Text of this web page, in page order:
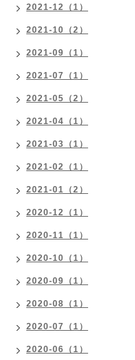
2021-12（1）
2021-10（2）
2021-09（1）
2021-07（1）
2021-05（2）
2021-04（1）
2021-03（1）
2021-02（1）
2021-01（2）
2020-12（1）
2020-11（1）
2020-10（1）
2020-09（1）
2020-08（1）
2020-07（1）
2020-06（1）